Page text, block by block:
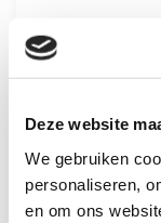
Deze website
We gebruiken
personaliseren,
en om ons